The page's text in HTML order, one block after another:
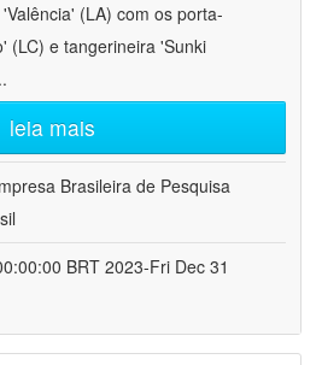
(LA) com os porta-
(LC) e tangerineira 'Sunki
leia mais
Brasileira de Pesquisa
BRT 2023-Fri Dec 31